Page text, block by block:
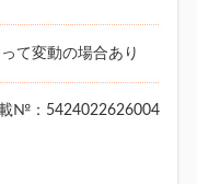
て変動の場合あり
№：5424022626004